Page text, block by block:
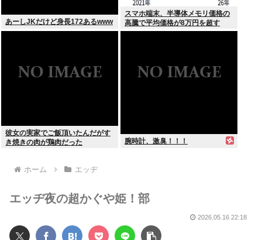
あーしJKだけど身長172あるwww
スマホ端末、半導体メモリ価格の
高騰で平均価格が8万円を超す
彼女の実家でご飯頂いたんだがす
き焼きの肉が鶏肉だった
腕時計、激臭！！！
ホーム エッヂ
エッヂ夜の超かぐや姫！部
2026.05.16 22:18